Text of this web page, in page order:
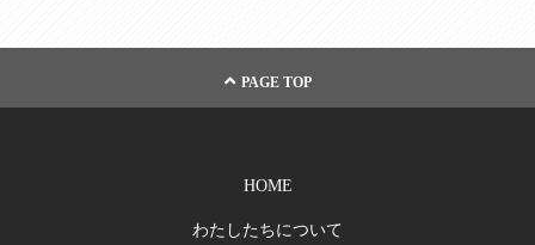
PAGE TOP
HOME
わたしたちについて